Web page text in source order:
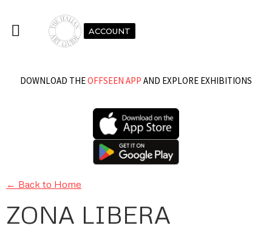
ACCOUNT
DOWNLOAD THEOFFSEEN APP AND EXPLORE EXHIBITIONS
← Back to Home
ZONA LIBERA